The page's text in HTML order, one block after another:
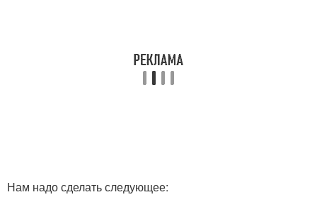
Нам надо сделать следующее: